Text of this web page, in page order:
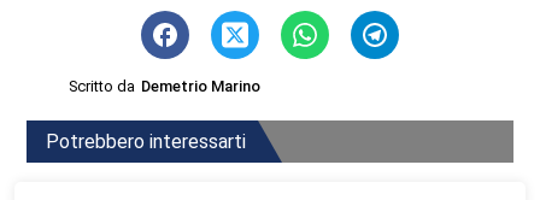
Scritto da Demetrio Marino
Potrebbero interessarti